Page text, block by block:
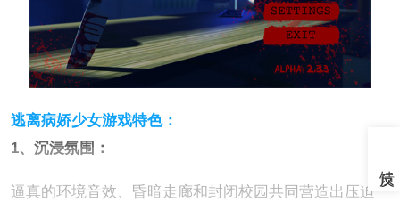
逃离病娇少女游戏特色：
1、沉浸氛围：
逼真的环境音效、昏暗走廊和封闭校园共同营造出压迫